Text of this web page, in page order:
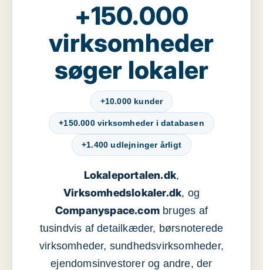
+150.000
virksomheder
søger lokaler
+10.000 kunder
+150.000 virksomheder i databasen
+1.400 udlejninger årligt
Lokaleportalen.dk,
Virksomhedslokaler.dk, og
Companyspace.com bruges af
tusindvis af detailkæder, børsnoterede
virksomheder, sundhedsvirksomheder,
ejendomsinvestorer og andre, der